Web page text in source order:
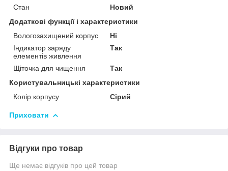
Стан
Новий
Додаткові функції і характеристики
Вологозахищений корпус
Ні
Індикатор заряду
елементів живлення
Так
Щіточка для чищення
Так
Користувальницькі характеристики
Колір корпусу
Сірий
Приховати
Відгуки про товар
Ще немає відгуків про цей товар